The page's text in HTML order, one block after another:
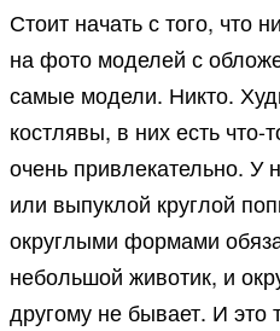
Стоит начать с того, что
на фото моделей с
самые модели. Никто.
костлявы, в них есть что-
очень привлекательно. У
или выпуклой круглой
округлыми формами
небольшой животик, и
другому не бывает. И это